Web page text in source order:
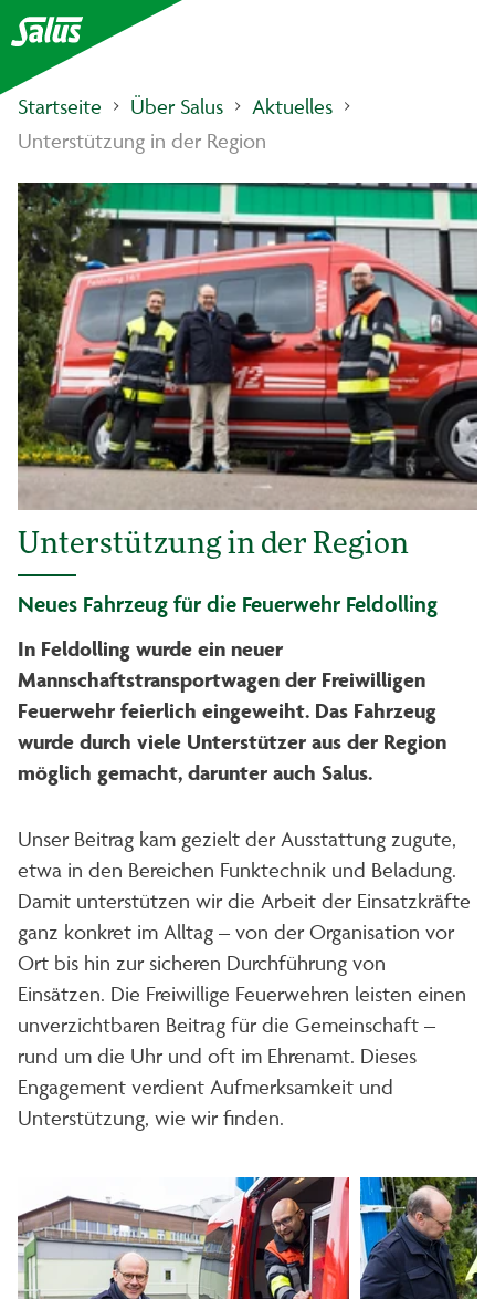
Startseite Über Salus
Aktuelles
Unterstützung in der Region
Unterstützung in der Region
Neues Fahrzeug für die Feuerwehr Feldolling
In Feldolling wurde ein neuer
Mannschaftstransportwagen der Freiwilligen
Feuerwehr feierlich eingeweiht. Das Fahrzeug
wurde durch viele Unterstützer aus der Region
möglich gemacht, darunter auch Salus.
Unser Beitrag kam gezielt der Ausstattung zugute,
etwa in den Bereichen Funktechnik und Beladung.
Damit unterstützen wir die Arbeit der Einsatzkräfte
ganz konkret im Alltag – von der Organisation vor
Ort bis hin zur sicheren Durchführung von
Einsätzen. Die Freiwillige Feuerwehren leisten einen
unverzichtbaren Beitrag für die Gemeinschaft –
rund um die Uhr und oft im Ehrenamt. Dieses
Engagement verdient Aufmerksamkeit und
Unterstützung, wie wir finden.